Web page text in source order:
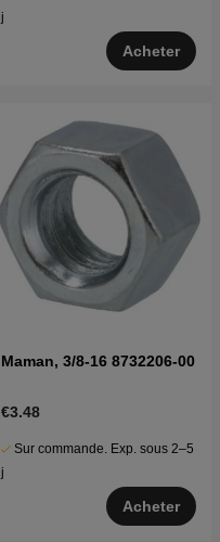
j
Acheter
Maman, 3/8-16 8732206-00
€3.48
Sur commande. Exp. sous 2–5
j
Acheter